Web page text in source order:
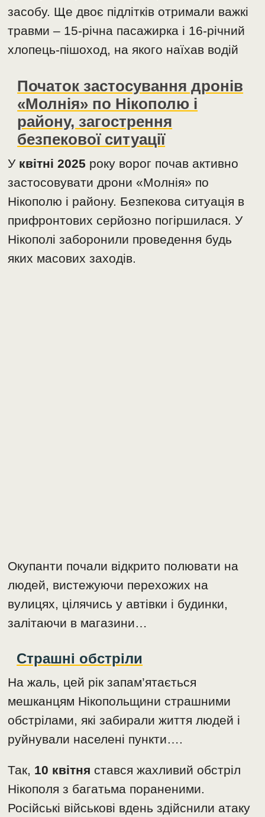
засобу. Ще двоє підлітків отримали важкі
травми – 15-річна пасажирка і 16-річний
хлопець-пішоход, на якого наїхав водій
Початок застосування дронів
«Молнія» по Нікополю і
району, загострення
безпекової ситуації
У квітні 2025 року ворог почав активно
застосовувати дрони «Молнія» по
Нікополю і району. Безпекова ситуація в
прифронтових серйозно погіршилася. У
Нікополі заборонили проведення будь
яких масових заходів.
Окупанти почали відкрито полювати на
людей, вистежуючи перехожих на
вулицях, цілячись у автівки і будинки,
залітаючи в магазини…
Страшні обстріли
На жаль, цей рік запам’ятається
мешканцям Нікопольщини страшними
обстрілами, які забирали життя людей і
руйнували населені пункти….
Так, 10 квітня стався жахливий обстріл
Нікополя з багатьма пораненими.
Російські військові вдень здійснили атаку